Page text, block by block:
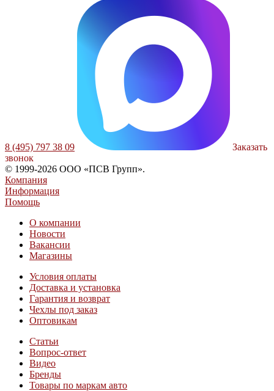
8 (495) 797 38 09
Заказать
звонок
© 1999-2026 ООО «ПСВ Групп».
Компания
Информация
Помощь
О компании
Новости
Вакансии
Магазины
Условия оплаты
Доставка и установка
Гарантия и возврат
Чехлы под заказ
Оптовикам
Статьи
Вопрос-ответ
Видео
Бренды
Товары по маркам авто